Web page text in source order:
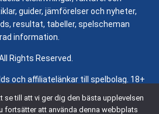
guider, jämförelser och nyheter,
resultat, tabeller, spelscheman
information.
Rights Reserved.
och affiliatelänkar till spelbolag. 18+
spelande.
se till att vi ger dig den bästa upplevelsen
fortsätter att använda denna webbplats